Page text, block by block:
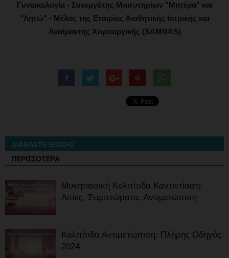
Γυναικολογία - Συνεργάτης Μαιευτηρίων "Μητέρα" και
"Λητώ" - Μέλος της Εταιρίας Αισθητικής Ιατρικής και
Αναίμακτης Χειρουργικής (SAMNAS)
ΔΙΑΒΑΣΤΕ ΕΠΙΣΗΣ
ΠΕΡΙΣΣΟΤΕΡΑ
Μυκητιασική Κολπίτιδα Καντιντίαση:
Αιτίες, Συμπτώματα, Αντιμετώπιση
Κολπίτιδα Αντιμετώπιση: Πλήρης Οδηγός
2024